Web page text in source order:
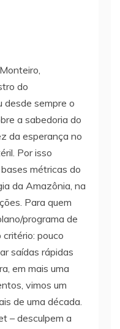
do
desde sempre o
a sabedoria do
da esperança no
Por isso
métricas do
da Amazônia, na
Para quem
programa de
pouco
saídas rápidas
em mais uma
vimos um
de uma década.
– desculpem a